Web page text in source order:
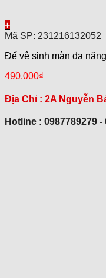
+
Mã SP: 231216132052
Đế vệ sinh màn đa
490.000₫
Địa Chỉ : 2A Nguyễn
Hotline : 0987789279 -